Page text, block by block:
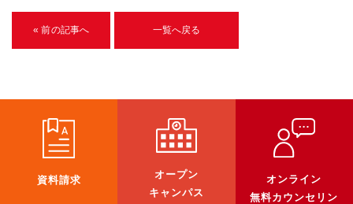
イベント
ブログ
企業向け
《3DGS》
3DGSスキャンサービス
« 前の記事へ 一覧へ戻る
資料請求
オープン
キャンパス
オンライン
無料カウンセリン